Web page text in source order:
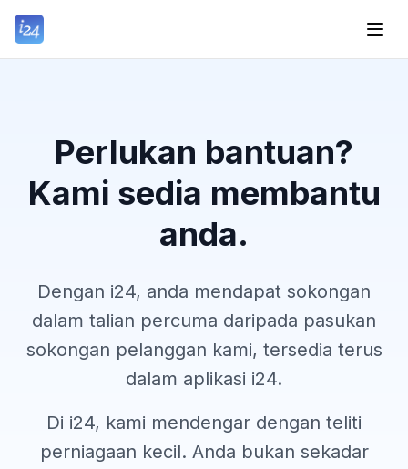
Perlukan bantuan?
Kami sedia membantu
anda.
Dengan i24, anda mendapat sokongan
dalam talian percuma daripada pasukan
sokongan pelanggan kami, tersedia terus
dalam aplikasi i24.
Di i24, kami mendengar dengan teliti
perniagaan kecil. Anda bukan sekadar